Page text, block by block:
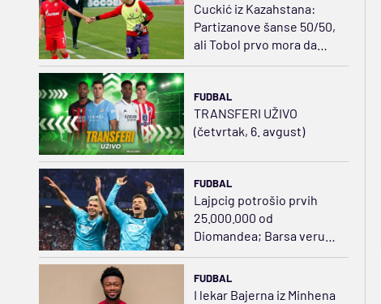
Cuckić iz Kazahstana:
Partizanove šanse 50/50,
ali Tobol prvo mora da
preživi vrelu Humsku
FUDBAL
TRANSFERI UŽIVO
(četvrtak, 6. avgust)
FUDBAL
Lajpcig potrošio prvih
25.000.000 od
Diomandea; Barsa veruje
FUDBAL
I lekar Bajerna iz Minhena